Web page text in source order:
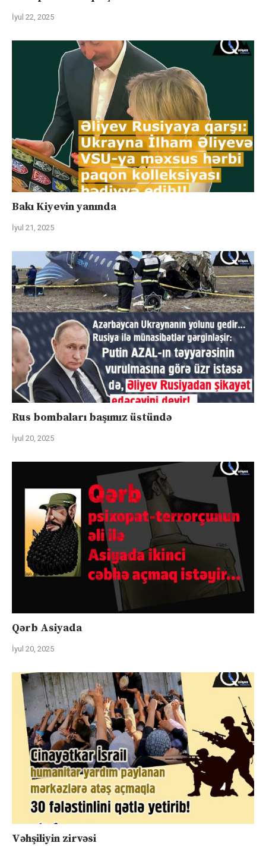
İyul 22, 2025
Bakı Kiyevin yanında
İyul 21, 2025
Rus bombaları başımız üstündə
İyul 20, 2025
Qərb Asiyada
İyul 20, 2025
Vəhşiliyin zirvəsi